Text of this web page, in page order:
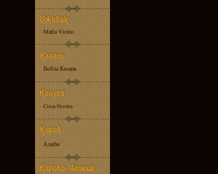
Mafia Vicino
Вобла Казань
Cosa-Nostra
Алиби